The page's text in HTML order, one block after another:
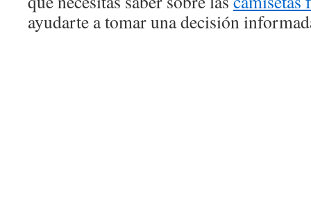
ayudarte a tomar una decisión